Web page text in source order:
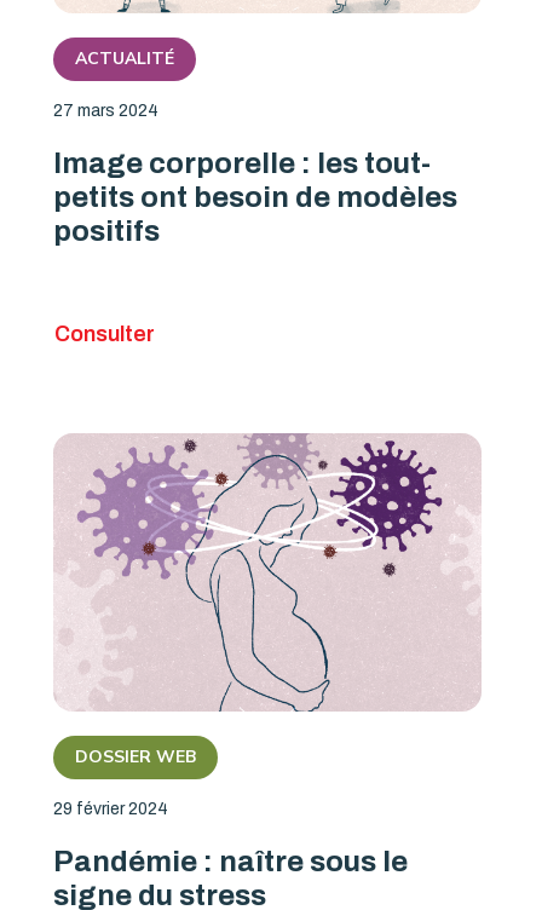
ACTUALITÉ
27 mars 2024
Image corporelle : les tout-
petits ont besoin de modèles
positifs
Consulter
DOSSIER WEB
29 février 2024
Pandémie : naître sous le
signe du stress